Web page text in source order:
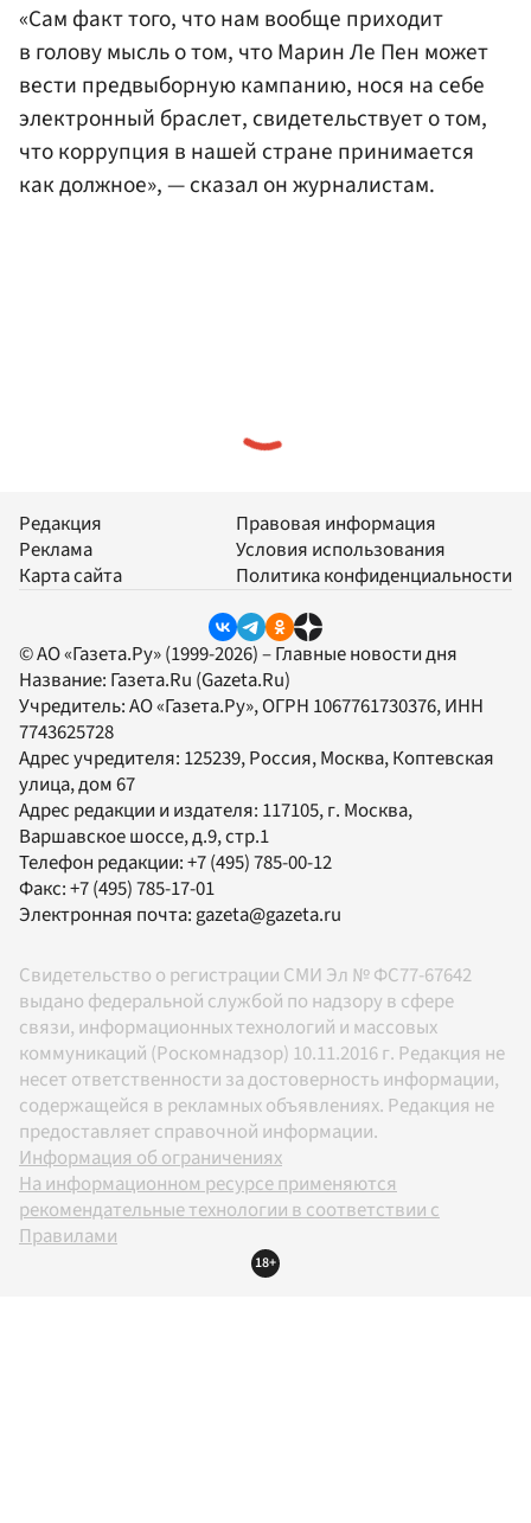
«Сам факт того, что нам вообще приходит
в голову мысль о том, что Марин Ле Пен может
вести предвыборную кампанию, нося на себе
электронный браслет, свидетельствует о том,
что коррупция в нашей стране принимается
как должное», — сказал он журналистам.
Редакция
Реклама
Карта сайта
Правовая информация
Условия использования
Политика конфиденциальности
© АО «Газета.Ру» (1999-2026) – Главные новости дня
Название: Газета.Ru (Gazeta.Ru)
Учредитель:АО «Газета.Ру», ОГРН 1067761730376, ИНН
7743625728
Адрес учредителя: 125239, Россия, Москва, Коптевская
улица, дом 67
Адрес редакции и издателя: 117105, г. Москва,
Варшавское шоссе, д.9, стр.1
Телефон редакции:+7 (495) 785-00-12
Факс:+7 (495) 785-17-01
Электронная почта:gazeta@gazeta.ru
Свидетельство о регистрации СМИ Эл № ФС77-67642
выдано федеральной службой по надзору в сфере
связи, информационных технологий и массовых
коммуникаций (Роскомнадзор) 10.11.2016 г. Редакция не
несет ответственности за достоверность информации,
содержащейся в рекламных объявлениях. Редакция не
предоставляет справочной информации.
Информация об ограничениях
На информационном ресурсе применяются
рекомендательные технологии в соответствии с
Правилами
18+